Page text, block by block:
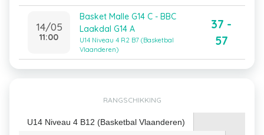
14/05
11:00
Basket Malle G14 C - BBC
Laakdal G14 A
U14 Niveau 4 R2 B7 (Basketbal
Vlaanderen)
37 -
57
RANGSCHIKKING
U14 Niveau 4 B12 (Basketbal Vlaanderen)